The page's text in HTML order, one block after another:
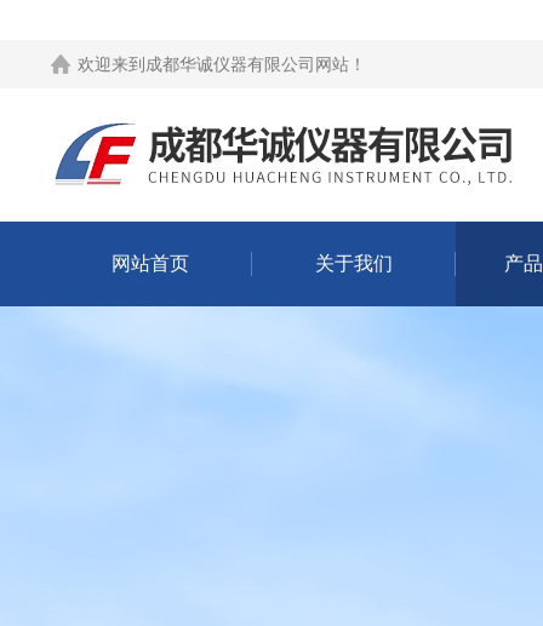
欢迎来到 成都华诚仪器有限公司网站 ！
网站首页 关于我们 产